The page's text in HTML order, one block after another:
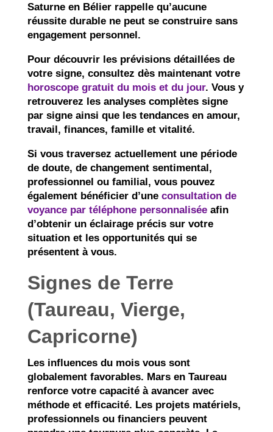
Saturne en Bélier rappelle qu’aucune
réussite durable ne peut se construire sans
engagement personnel.
Pour découvrir les prévisions détaillées de
votre signe, consultez dès maintenant votre
horoscope gratuit du mois et du jour. Vous y
retrouverez les analyses complètes signe
par signe ainsi que les tendances en amour,
travail, finances, famille et vitalité.
Si vous traversez actuellement une période
de doute, de changement sentimental,
professionnel ou familial, vous pouvez
également bénéficier d’une consultation de
voyance par téléphone personnaliséeafin
d’obtenir un éclairage précis sur votre
situation et les opportunités qui se
présentent à vous.
Signes de Terre
(Taureau, Vierge,
Capricorne)
Les influences du mois vous sont
globalement favorables. Mars en Taureau
renforce votre capacité à avancer avec
méthode et efficacité. Les projets matériels,
professionnels ou financiers peuvent